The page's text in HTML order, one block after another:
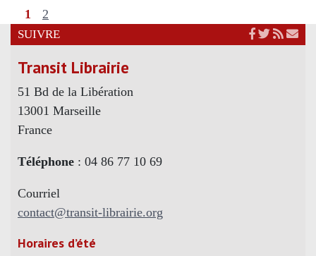
1 2
SUIVRE
Transit Librairie
51 Bd de la Libération
13001 Marseille
France
Téléphone : 04 86 77 10 69
Courriel
contact@transit-librairie.org
Horaires d’été